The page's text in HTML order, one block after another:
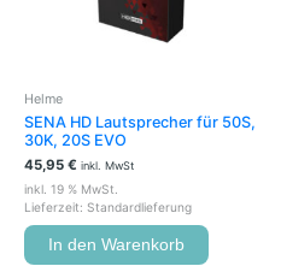
Helme
SENA HD Lautsprecher für 50S,
30K, 20S EVO
45,95 € inkl. MwSt
inkl. 19 % MwSt.
Lieferzeit: Standardlieferung
In den Warenkorb